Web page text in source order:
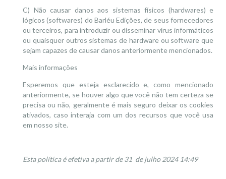
C) Não causar danos aos sistemas físicos (hardwares) e
lógicos (softwares) do Barléu Edições, de seus fornecedores
ou terceiros, para introduzir ou disseminar vírus informáticos
ou quaisquer outros sistemas de hardware ou software que
sejam capazes de causar danos anteriormente mencionados.
Mais informações
Esperemos que esteja esclarecido e, como mencionado
anteriormente, se houver algo que você não tem certeza se
precisa ou não, geralmente é mais seguro deixar os cookies
ativados, caso interaja com um dos recursos que você usa
em nosso site.
Esta política é efetiva a partir de 31 de julho 2024 14:49